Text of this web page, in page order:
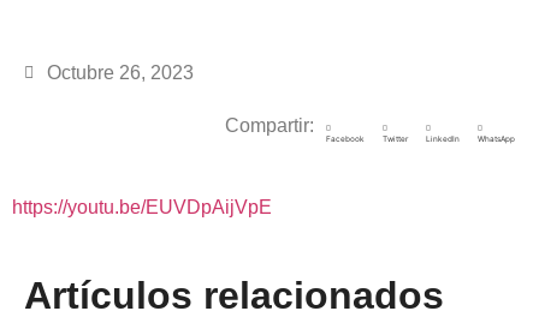
Octubre 26, 2023
Compartir:
Facebook Twitter LinkedIn WhatsApp
https://youtu.be/EUVDpAijVpE
Artículos relacionados